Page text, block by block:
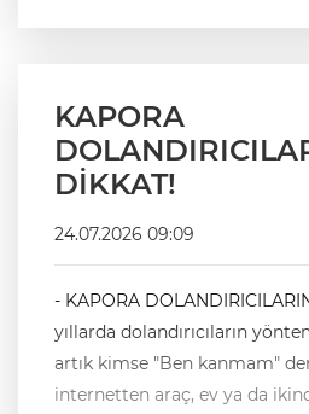
KAPORA
DİKKAT!
24.07.2026 09:09
- KAPORA DOLANDIRICILARINA
yıllarda dolandırıcıların
artık kimse "Ben kanmam"
internetten araç, ev ya da